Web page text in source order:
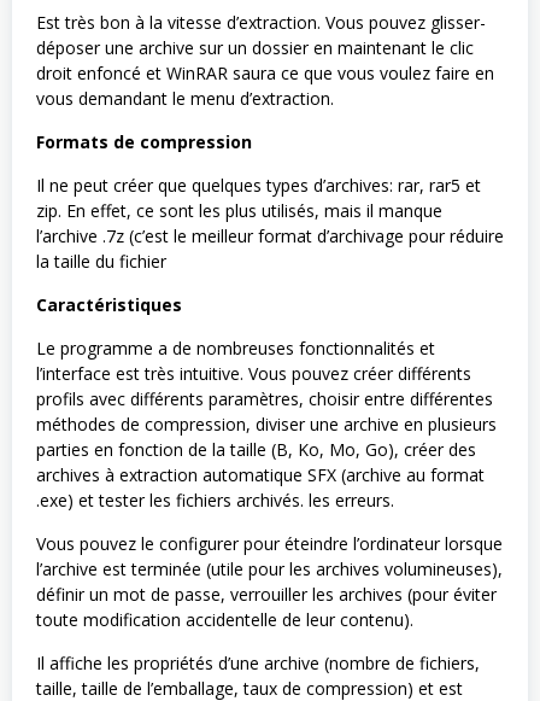
Est très bon à la vitesse d’extraction. Vous pouvez glisser-
déposer une archive sur un dossier en maintenant le clic
droit enfoncé et WinRAR saura ce que vous voulez faire en
vous demandant le menu d’extraction.
Formats de compression
Il ne peut créer que quelques types d’archives: rar, rar5 et
zip. En effet, ce sont les plus utilisés, mais il manque
l’archive .7z (c’est le meilleur format d’archivage pour réduire
la taille du fichier
Caractéristiques
Le programme a de nombreuses fonctionnalités et
l’interface est très intuitive. Vous pouvez créer différents
profils avec différents paramètres, choisir entre différentes
méthodes de compression, diviser une archive en plusieurs
parties en fonction de la taille (B, Ko, Mo, Go), créer des
archives à extraction automatique SFX (archive au format
.exe) et tester les fichiers archivés. les erreurs.
Vous pouvez le configurer pour éteindre l’ordinateur lorsque
l’archive est terminée (utile pour les archives volumineuses),
définir un mot de passe, verrouiller les archives (pour éviter
toute modification accidentelle de leur contenu).
Il affiche les propriétés d’une archive (nombre de fichiers,
taille, taille de l’emballage, taux de compression) et est